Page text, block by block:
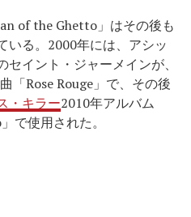
of the Ghetto」はその後も
いる。2000年には、アシッ
イント・ジャーメインが、
「Rose Rouge」で、その後
・キラー2010年アルバム
で使用された。